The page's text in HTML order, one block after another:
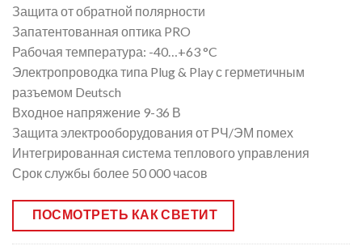
Защита от обратной полярности
Запатентованная оптика PRO
Рабочая температура: -40…+63 °C
Электропроводка типа Plug & Play с герметичным
разъемом Deutsch
Входное напряжение 9-36 В
Защита электрооборудования от РЧ/ЭМ помех
Интегрированная система теплового управления
Срок службы более 50 000 часов
ПОСМОТРЕТЬ КАК СВЕТИТ